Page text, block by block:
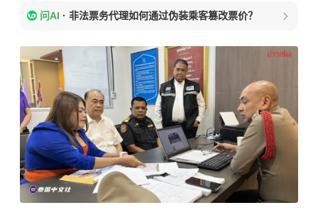
问AI · 非法票务代理如何通过伪装乘客篡改票价？